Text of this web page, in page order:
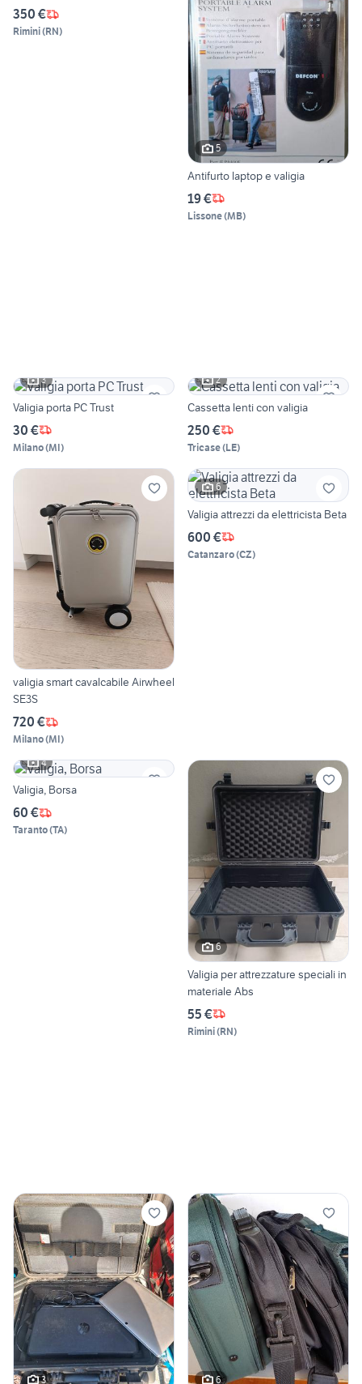
350 €
Rimini(RN)
5
Antifurto laptop e valigia
19 €
Lissone(MB)
3
Valigia porta PC Trust
30 €
Milano(MI)
2
Cassetta lenti con valigia
250 €
Tricase(LE)
valigia smart cavalcabile Airwheel
SE3S
720 €
Milano(MI)
6
Valigia attrezzi da elettricista Beta
600 €
Catanzaro(CZ)
4
Valigia, Borsa
60 €
Taranto(TA)
6
Valigia per attrezzature speciali in
materiale Abs
55 €
Rimini(RN)
3 6